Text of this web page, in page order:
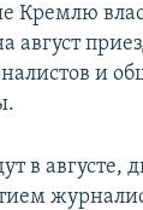
Кремлю
август
и
в августе,